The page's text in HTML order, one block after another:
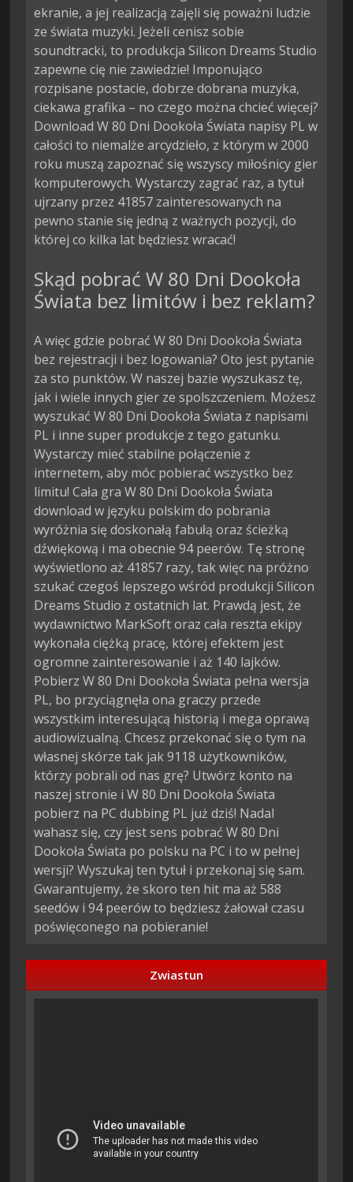
ekranie, a jej realizacją zajęli się poważni ludzie
ze świata muzyki. Jeżeli cenisz sobie
soundtracki, to produkcja Silicon Dreams Studio
zapewne cię nie zawiedzie! Imponująco
rozpisane postacie, dobrze dobrana muzyka,
ciekawa grafika – no czego można chcieć więcej?
Download W 80 Dni Dookoła Świata napisy PL w
całości to niemalże arcydzieło, z którym w 2000
roku muszą zapoznać się wszyscy miłośnicy gier
komputerowych. Wystarczy zagrać raz, a tytuł
ujrzany przez 41857 zainteresowanych na
pewno stanie się jedną z ważnych pozycji, do
której co kilka lat będziesz wracać!
Skąd pobrać W 80 Dni Dookoła
Świata bez limitów i bez reklam?
A więc gdzie pobrać W 80 Dni Dookoła Świata
bez rejestracji i bez logowania? Oto jest pytanie
za sto punktów. W naszej bazie wyszukasz tę,
jak i wiele innych gier ze spolszczeniem. Możesz
wyszukać W 80 Dni Dookoła Świata z napisami
PL i inne super produkcje z tego gatunku.
Wystarczy mieć stabilne połączenie z
internetem, aby móc pobierać wszystko bez
limitu! Cała gra W 80 Dni Dookoła Świata
download w języku polskim do pobrania
wyróżnia się doskonałą fabułą oraz ścieżką
dźwiękową i ma obecnie 94 peerów. Tę stronę
wyświetlono aż 41857 razy, tak więc na próżno
szukać czegoś lepszego wśród produkcji Silicon
Dreams Studio z ostatnich lat. Prawdą jest, że
wydawnictwo MarkSoft oraz cała reszta ekipy
wykonała ciężką pracę, której efektem jest
ogromne zainteresowanie i aż 140 lajków.
Pobierz W 80 Dni Dookoła Świata pełna wersja
PL, bo przyciągnęła ona graczy przede
wszystkim interesującą historią i mega oprawą
audiowizualną. Chcesz przekonać się o tym na
własnej skórze tak jak 9118 użytkowników,
którzy pobrali od nas grę? Utwórz konto na
naszej stronie i W 80 Dni Dookoła Świata
pobierz na PC dubbing PL już dziś! Nadal
wahasz się, czy jest sens pobrać W 80 Dni
Dookoła Świata po polsku na PC i to w pełnej
wersji? Wyszukaj ten tytuł i przekonaj się sam.
Gwarantujemy, że skoro ten hit ma aż 588
seedów i 94 peerów to będziesz żałował czasu
poświęconego na pobieranie!
Zwiastun